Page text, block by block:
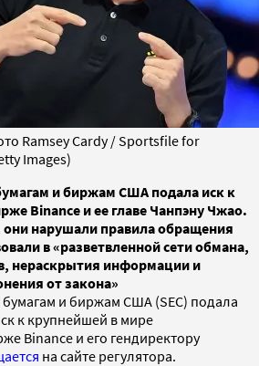
Ramsey Cardy / Sportsfile for
Images)
и биржам США подала иск к
Binance и ее главе Чанпэну Чжао.
они нарушали правила обращения
в «разветвленной сети обмана,
нераскрытия информации и
от закона»
и биржам США (SEC) подала
к крупнейшей в мире
Binance и его гендиректору
на сайте регулятора.